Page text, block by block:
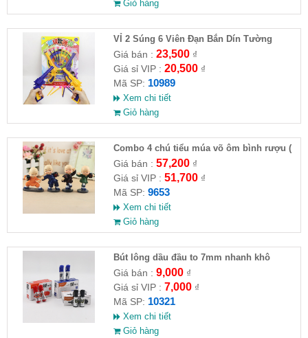
Giỏ hàng
VỈ 2 Súng 6 Viên Đạn Bắn Dín Tường
Giá bán : 23,500₫
Giá sỉ VIP : 20,500₫
Mã SP: 10989
Xem chi tiết
Giỏ hàng
Combo 4 chú tiểu múa võ ôm bình rượu (
HĐ )
Giá bán : 57,200₫
Giá sỉ VIP : 51,700₫
Mã SP: 9653
Xem chi tiết
Giỏ hàng
Bút lông dầu đầu to 7mm nhanh khô
Giá bán : 9,000₫
Giá sỉ VIP : 7,000₫
Mã SP: 10321
Xem chi tiết
Giỏ hàng